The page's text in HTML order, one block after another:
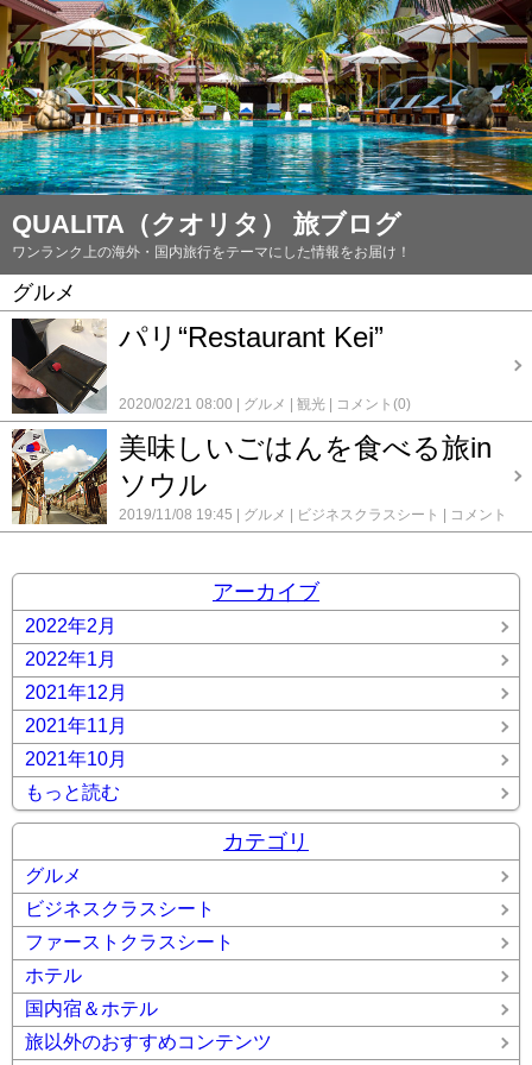
QUALITA（クオリタ） 旅ブログ
ワンランク上の海外・国内旅行をテーマにした情報をお届け！
グルメ
パリ“Restaurant Kei”
2020/02/21 08:00 グルメ 観光 コメント(0)
美味しいごはんを食べる旅in
ソウル
2019/11/08 19:45 グルメ ビジネスクラスシート
コメント
(0)
アーカイブ
2022年2月
2022年1月
2021年12月
2021年11月
2021年10月
もっと読む
カテゴリ
グルメ
ビジネスクラスシート
ファーストクラスシート
ホテル
国内宿＆ホテル
旅以外のおすすめコンテンツ